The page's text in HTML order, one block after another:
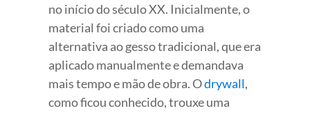
no início do século XX. Inicialmente, o
material foi criado como uma
alternativa ao gesso tradicional, que era
aplicado manualmente e demandava
mais tempo e mão de obra. Odrywall,
como ficou conhecido, trouxe uma